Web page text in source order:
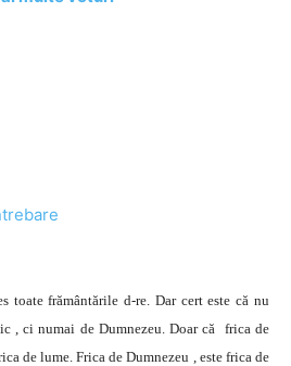
toate frământările d-re. Dar cert este că nu
, ci numai de Dumnezeu. Doar că frica de
de lume. Frica de Dumnezeu , este frica de